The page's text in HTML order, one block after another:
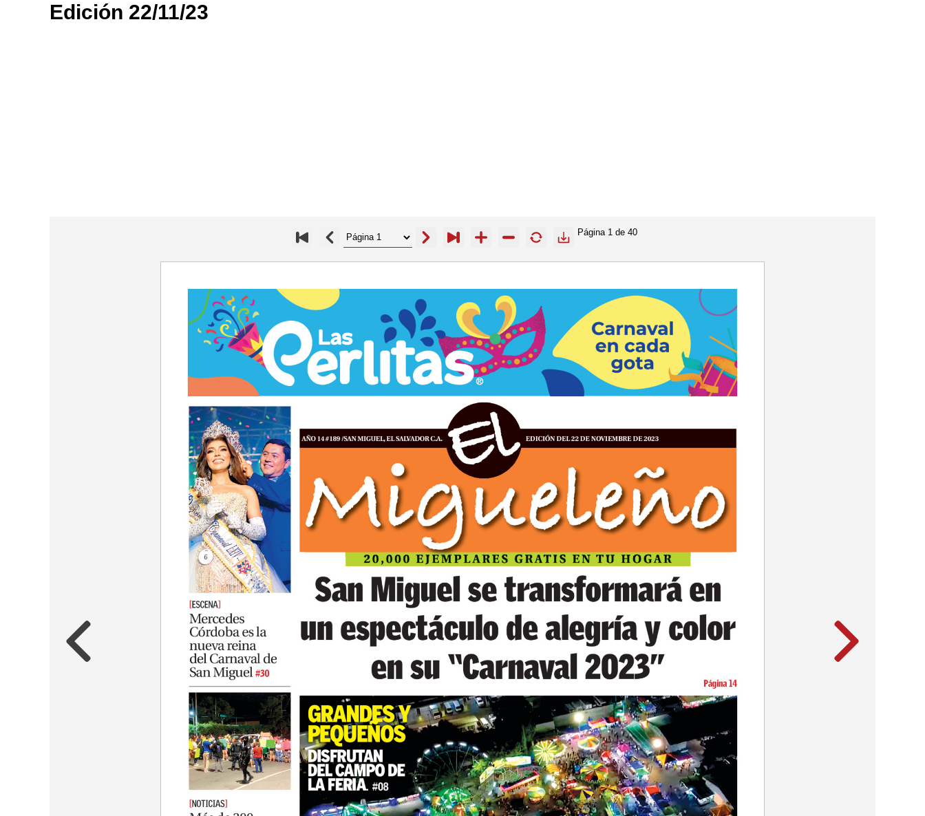
Edición 22/11/23
Página 1de 40